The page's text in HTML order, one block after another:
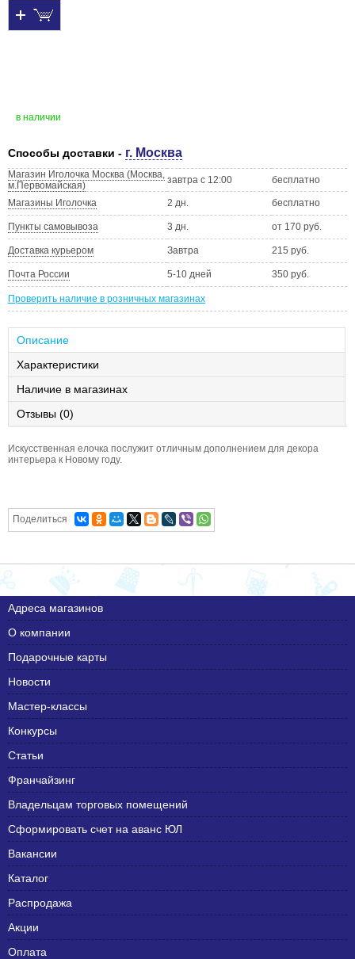
в наличии
Способы доставки - г. Москва
Магазин Иголочка Москва (Москва,
м.Первомайская)
завтра с 12:00 бесплатно
Магазины Иголочка 2 дн. бесплатно
Пункты самовывоза 3 дн. от 170 руб.
Доставка курьером Завтра 215 руб.
Почта России 5-10 дней 350 руб.
Проверить наличие в розничных магазинах
Описание
Характеристики
Наличие в магазинах
Отзывы (0)
Искусственная елочка послужит отличным дополнением для декора
интерьера к Новому году.
Поделиться
Адреса магазинов
О компании
Подарочные карты
Новости
Мастер-классы
Конкурсы
Статьи
Франчайзинг
Владельцам торговых помещений
Сформировать счет на аванс ЮЛ
Вакансии
Каталог
Распродажа
Акции
Оплата